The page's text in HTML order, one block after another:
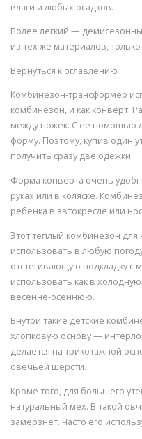
влаги и любых осадков.
Более легкий —
из тех же материалов,
Вернуться к оглавлению
Комбинезон-трансформер
комбинезон, и как конверт.
между ножек. С ее помощью
форму. Поэтому, купив один
получить сразу две одежки.
Форма конверта очень
руках или в коляске.
ребенка в автокресле или
Этот теплый комбинезон
использовать в любую
отстегивающую подкладку с
использовать как в
весенне-осеннюю.
Внутри такие детские
хлопковую основу —
делается на трикотажной
овечьей шерсти.
Кроме того, для большего
натуральный мех. В такой
замерзнет. Часто его